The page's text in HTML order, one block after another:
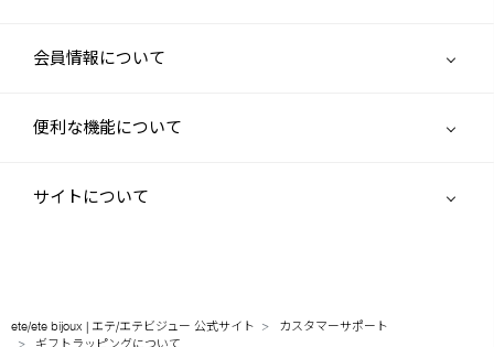
会員情報について
便利な機能について
サイトについて
ete/ete bijoux | エテ/エテビジュー 公式サイト
カスタマーサポート
ギフトラッピングについて